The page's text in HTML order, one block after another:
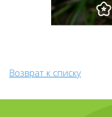
Возврат к списку